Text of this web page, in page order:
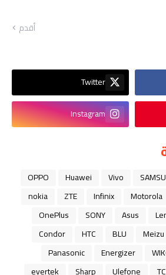
أقدم
Twitter
Instagram
Vivo
Huawei
OPPO
Motorola
Infinix
ZTE
nokia
Asus
SONY
OnePlus
Meizu
BLU
HTC
Condor
Energizer
Panasonic
Ulefone
Sharp
evertek